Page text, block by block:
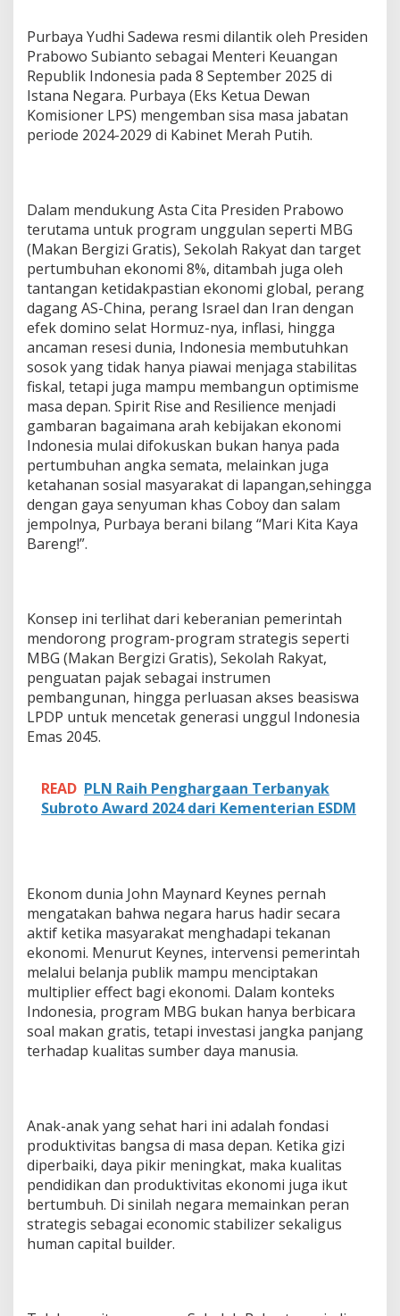
B
a
r
e
n
g
!
Purbaya Yudhi Sadewa resmi dilantik oleh Presiden
Prabowo Subianto sebagai Menteri Keuangan
Republik Indonesia pada 8 September 2025 di
Istana Negara. Purbaya (Eks Ketua Dewan
Komisioner LPS) mengemban sisa masa jabatan
periode 2024-2029 di Kabinet Merah Putih.
Dalam mendukung Asta Cita Presiden Prabowo
terutama untuk program unggulan seperti MBG
(Makan Bergizi Gratis), Sekolah Rakyat dan target
pertumbuhan ekonomi 8%, ditambah juga oleh
tantangan ketidakpastian ekonomi global, perang
dagang AS-China, perang Israel dan Iran dengan
efek domino selat Hormuz-nya, inflasi, hingga
ancaman resesi dunia, Indonesia membutuhkan
sosok yang tidak hanya piawai menjaga stabilitas
fiskal, tetapi juga mampu membangun optimisme
masa depan. Spirit Rise and Resilience menjadi
gambaran bagaimana arah kebijakan ekonomi
Indonesia mulai difokuskan bukan hanya pada
pertumbuhan angka semata, melainkan juga
ketahanan sosial masyarakat di lapangan,sehingga
dengan gaya senyuman khas Coboy dan salam
jempolnya, Purbaya berani bilang “Mari Kita Kaya
Bareng!”.
Konsep ini terlihat dari keberanian pemerintah
mendorong program-program strategis seperti
MBG (Makan Bergizi Gratis), Sekolah Rakyat,
penguatan pajak sebagai instrumen
pembangunan, hingga perluasan akses beasiswa
LPDP untuk mencetak generasi unggul Indonesia
Emas 2045.
READ PLN Raih Penghargaan Terbanyak
Subroto Award 2024 dari Kementerian ESDM
Ekonom dunia John Maynard Keynes pernah
mengatakan bahwa negara harus hadir secara
aktif ketika masyarakat menghadapi tekanan
ekonomi. Menurut Keynes, intervensi pemerintah
melalui belanja publik mampu menciptakan
multiplier effect bagi ekonomi. Dalam konteks
Indonesia, program MBG bukan hanya berbicara
soal makan gratis, tetapi investasi jangka panjang
terhadap kualitas sumber daya manusia.
Anak-anak yang sehat hari ini adalah fondasi
produktivitas bangsa di masa depan. Ketika gizi
diperbaiki, daya pikir meningkat, maka kualitas
pendidikan dan produktivitas ekonomi juga ikut
bertumbuh. Di sinilah negara memainkan peran
strategis sebagai economic stabilizer sekaligus
human capital builder.